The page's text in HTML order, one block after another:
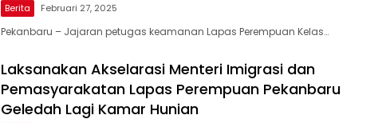
Berita Februari 27, 2025
Pekanbaru – Jajaran petugas keamanan Lapas Perempuan Kelas…
Laksanakan Akselarasi Menteri Imigrasi dan
Pemasyarakatan Lapas Perempuan Pekanbaru
Geledah Lagi Kamar Hunian